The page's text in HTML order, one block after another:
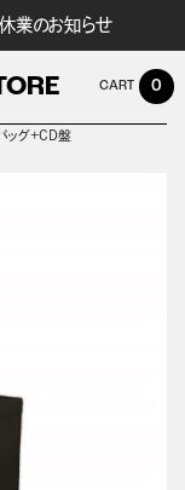
業のお知らせ
0
ッグ+CD盤